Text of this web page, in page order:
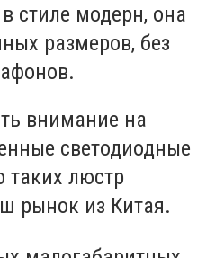
стиле модерн, она
размеров, без
внимание на
светодиодные
люстр
рынок из Китая.